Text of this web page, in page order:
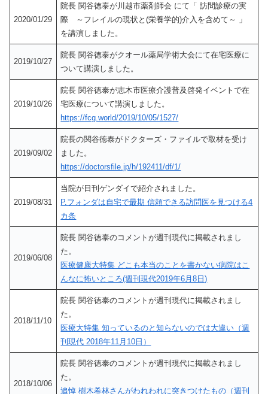
2020/01/29
院長 関谷徳泰が川越市薬剤師会 にて「 訪問診療の実
際 ～フレイルの現状と(栄養学的)介入を含めて～ 」
を講演しました。
2019/10/27
院長 関谷徳泰がクオール薬局学術大会にて在宅医療に
ついて講演しました。
2019/10/26
院長 関谷徳泰が志木市医療介護普及啓発イベントで在
宅医療について講演しました。
https://fcg.world/2019/10/05/1527/
2019/09/02
院長の関谷徳泰がドクターズ・ファイルで取材を受け
ました。
https://doctorsfile.jp/h/192411/df/1/
2019/08/31
当院が日刊ゲンダイで紹介されました。
P.フォンダは自宅で最期 信頼できる訪問医を見つける4
カ条
2019/06/08
院長 関谷徳泰のコメントが週刊現代に掲載されまし
た。
医療健康大特集 どこも本当のことを書かない病院はこ
んなに怖いところ(週刊現代2019年6月8日)
2018/11/10
院長 関谷徳泰のコメントが週刊現代に掲載されまし
た。
医療大特集 知っているのと知らないのでは大違い（週
刊現代 2018年11月10日）
2018/10/06
院長 関谷徳泰のコメントが週刊現代に掲載されまし
た。
追悼 樹木希林さんがわれわれに突きつけたもの（週刊